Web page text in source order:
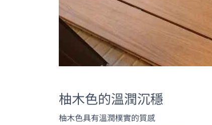
柚木色的溫潤沉穩
柚木色具有溫潤樸實的質感